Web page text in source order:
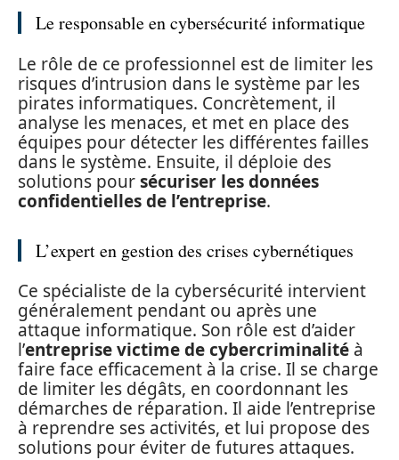
Le responsable en cybersécurité informatique
Le rôle de ce professionnel est de limiter les
risques d’intrusion dans le système par les
pirates informatiques. Concrètement, il
analyse les menaces, et met en place des
équipes pour détecter les différentes failles
dans le système. Ensuite, il déploie des
solutions poursécuriser les données
confidentielles de l’entreprise.
L’expert en gestion des crises cybernétiques
Ce spécialiste de la cybersécurité intervient
généralement pendant ou après une
attaque informatique. Son rôle est d’aider
l’entreprise victime de cybercriminalité à
faire face efficacement à la crise. Il se charge
de limiter les dégâts, en coordonnant les
démarches de réparation. Il aide l’entreprise
à reprendre ses activités, et lui propose des
solutions pour éviter de futures attaques.